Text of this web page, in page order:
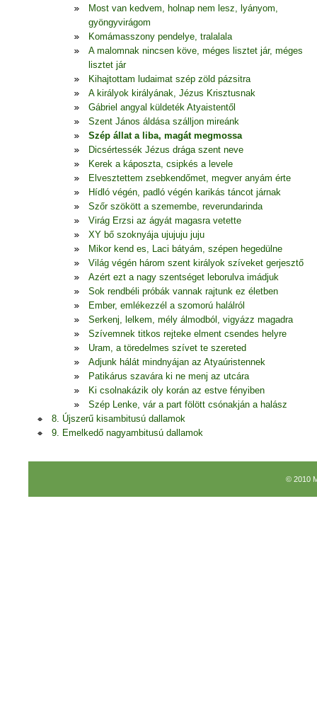
Most van kedvem, holnap nem lesz, lyányom,
gyöngyvirágom
Komámasszony pendelye, tralalala
A malomnak nincsen köve, méges lisztet jár, méges
lisztet jár
Kihajtottam ludaimat szép zöld pázsitra
A királyok királyának, Jézus Krisztusnak
Gábriel angyal küldeték Atyaistentől
Szent János áldása szálljon mireánk
Szép állat a liba, magát megmossa
Dicsértessék Jézus drága szent neve
Kerek a káposzta, csipkés a levele
Elvesztettem zsebkendőmet, megver anyám érte
Hídló végén, padló végén karikás táncot járnak
Szőr szökött a szemembe, reverundarinda
Virág Erzsi az ágyát magasra vetette
XY bő szoknyája ujujuju juju
Mikor kend es, Laci bátyám, szépen hegedülne
Világ végén három szent királyok szíveket gerjesztő
Azért ezt a nagy szentséget leborulva imádjuk
Sok rendbéli próbák vannak rajtunk ez életben
Ember, emlékezzél a szomorú halálról
Serkenj, lelkem, mély álmodból, vigyázz magadra
Szívemnek titkos rejteke elment csendes helyre
Uram, a töredelmes szívet te szereted
Adjunk hálát mindnyájan az Atyaúristennek
Patikárus szavára ki ne menj az utcára
Ki csolnakázik oly korán az estve fényiben
Szép Lenke, vár a part fölött csónakján a halász
8. Újszerű kisambitusú dallamok
9. Emelkedő nagyambitusú dallamok
© 2010